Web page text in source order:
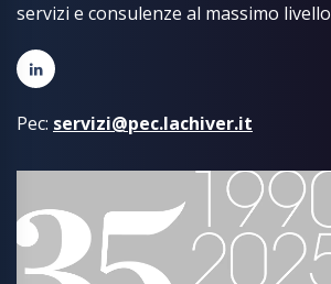
servizi e consulenze al massimo livello
Pec: servizi@pec.lachiver.it